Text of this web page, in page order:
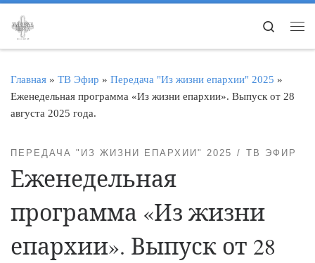
Перейти к содержимому
Search
Главная » ТВ Эфир » Передача "Из жизни епархии" 2025 »
Еженедельная программа «Из жизни епархии». Выпуск от 28
августа 2025 года.
ПЕРЕДАЧА "ИЗ ЖИЗНИ ЕПАРХИИ" 2025 ТВ ЭФИР
Еженедельная
программа «Из жизни
епархии». Выпуск от 28